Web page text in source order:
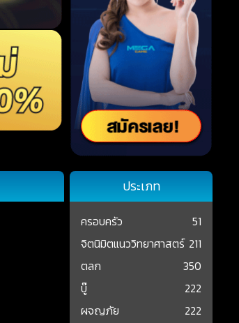
ประเภท
ครอบครัว
51
จิตนิมิตแนววิทยาศาสตร์ 211
ตลก
350
บู๊
222
ผจญภัย
222